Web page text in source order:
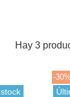
Hay 3
-30%